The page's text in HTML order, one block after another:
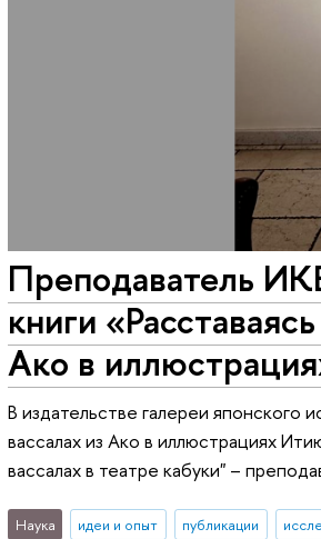
Преподаватель
книги
Ако в
В издательстве галереи японского
вассалах из Ако в иллюстрациях
вассалах в театре кабуки" –
Наука идеи и опыт публикации